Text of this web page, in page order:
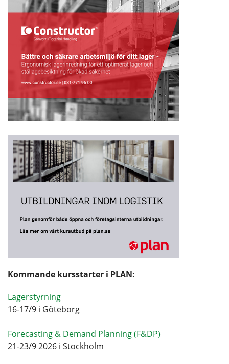
Kommande kursstarter i PLAN:
Lagerstyrning
16-17/9 i Göteborg
Forecasting & Demand Planning (F&DP)
21-23/9 2026 i Stockholm